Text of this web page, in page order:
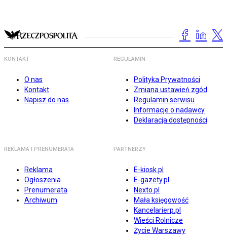
KONTAKT
O nas
Kontakt
Napisz do nas
REGULAMIN
Polityka Prywatności
Zmiana ustawień zgód
Regulamin serwisu
Informacje o nadawcy
Deklaracja dostępności
REKLAMA I PRENUMERATA
Reklama
Ogłoszenia
Prenumerata
Archiwum
PARTNERZY
E-kiosk.pl
E-gazety.pl
Nexto.pl
Mała księgowość
Kancelarierp.pl
Wieści Rolnicze
Życie Warszawy